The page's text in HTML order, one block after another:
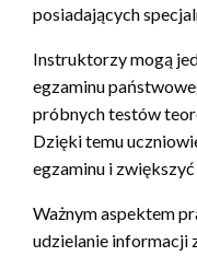
posiadających
Instruktorzy mogą
egzaminu
próbnych testów
Dzięki temu
egzaminu i zwiększyć
Ważnym aspektem
udzielanie informacji